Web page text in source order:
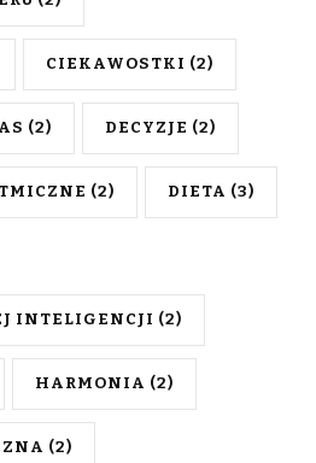
CIEKAWOSTKI (2)
(2) DECYZJE (2)
(2) DIETA (3)
INTELIGENCJI (2)
HARMONIA (2)
(2)